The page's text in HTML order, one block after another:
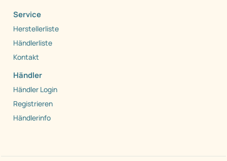
Service
Herstellerliste
Händlerliste
Kontakt
Händler
Händler Login
Registrieren
Händlerinfo